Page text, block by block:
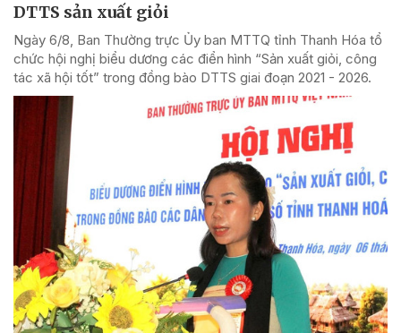
DTTS sản xuất giỏi
Ngày 6/8, Ban Thường trực Ủy ban MTTQ tỉnh Thanh Hóa tổ
chức hội nghị biểu dương các điển hình “Sản xuất giỏi, công
tác xã hội tốt” trong đồng bào DTTS giai đoạn 2021 - 2026.